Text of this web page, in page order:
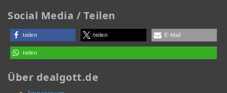
Social Media / Teilen
teilen teilen E-Mail
teilen
Über dealgott.de